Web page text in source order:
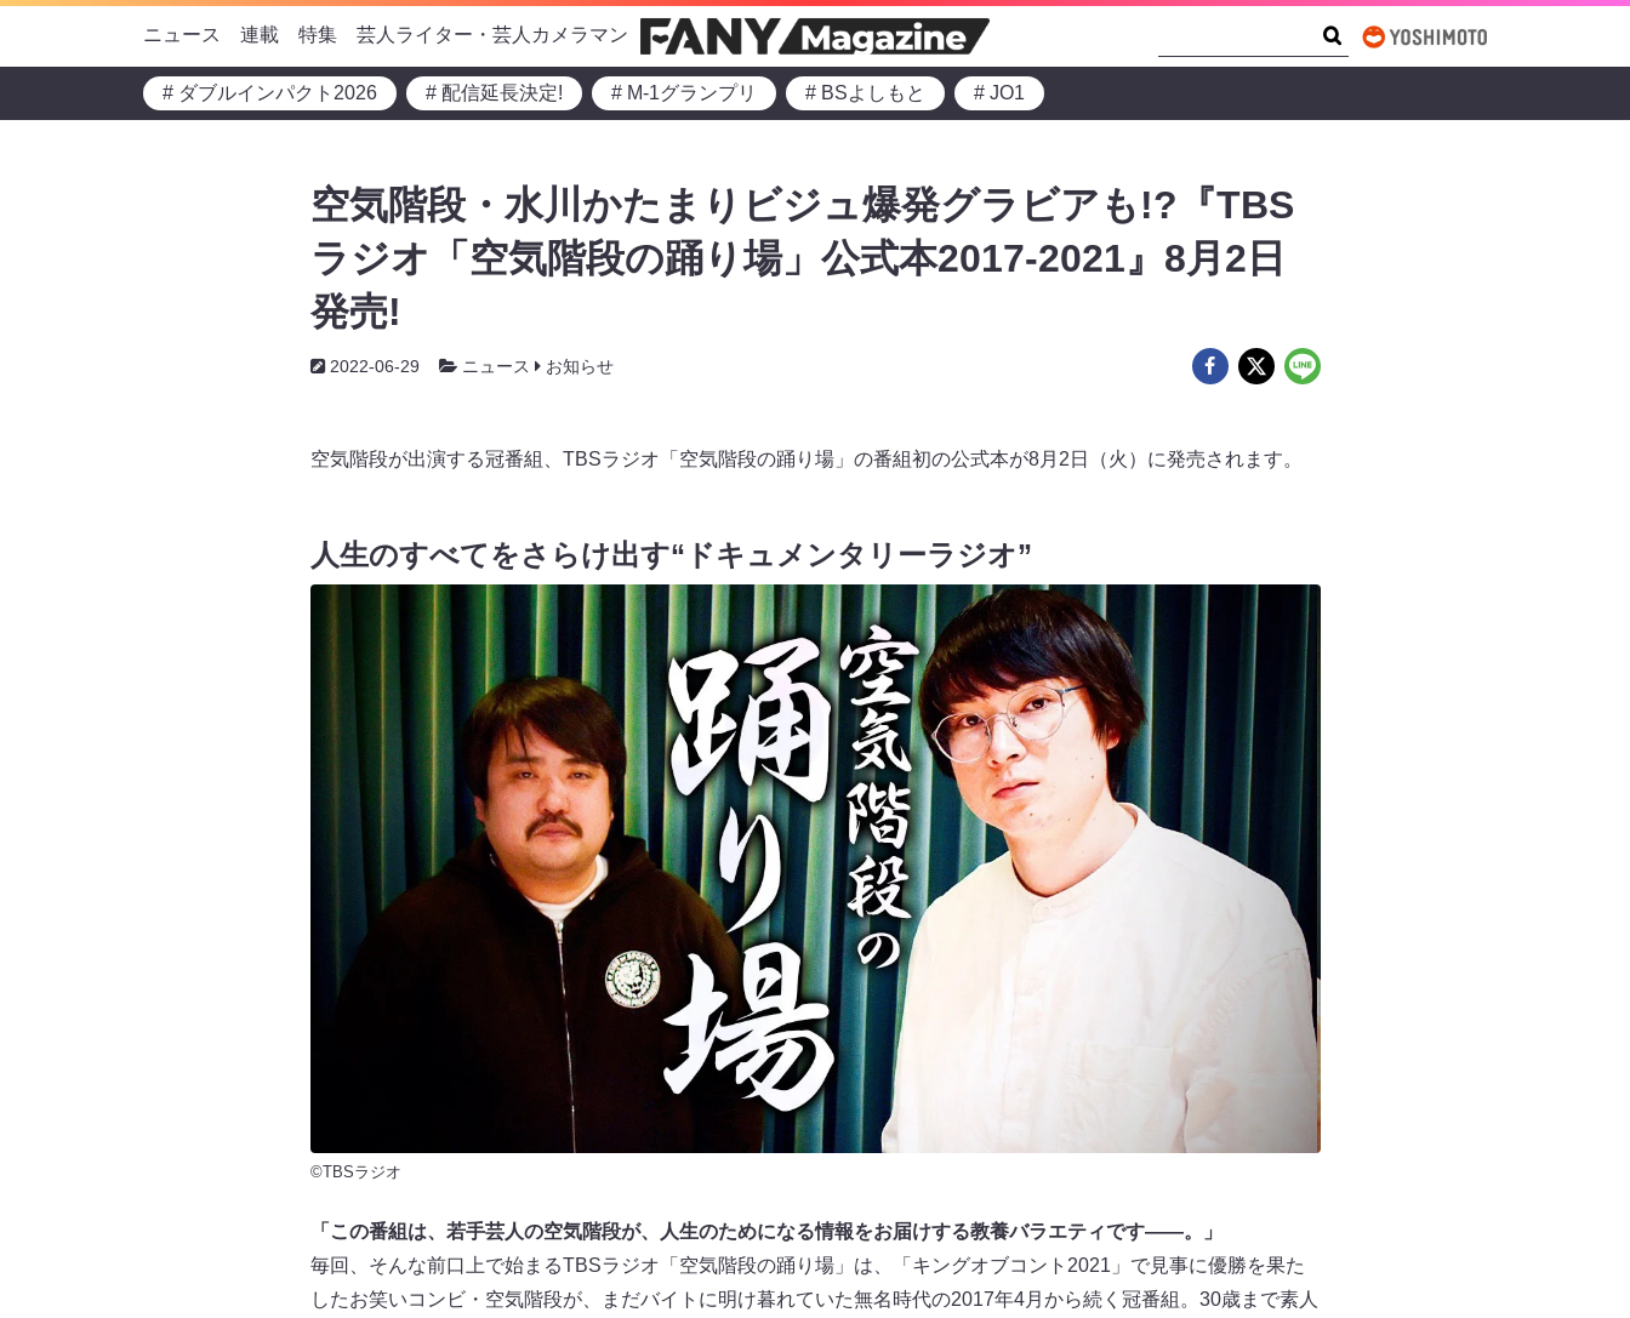
ニュース 連載 特集 芸人ライター・芸人カメラマン
# ダブルインパクト2026 # 配信延長決定! # M-1グランプリ # BSよしもと # JO1
空気階段・水川かたまりビジュ爆発グラビアも!?『TBS
ラジオ「空気階段の踊り場」公式本2017-2021』8月2日
発売!
2022-06-29 ニュース お知らせ
空気階段が出演する冠番組、TBSラジオ「空気階段の踊り場」の番組初の公式本が8月2日（火）に発売されます。
人生のすべてをさらけ出す“ドキュメンタリーラジオ”
©TBSラジオ
「この番組は、若手芸人の空気階段が、人生のためになる情報をお届けする教養バラエティです――。」
毎回、そんな前口上で始まるTBSラジオ「空気階段の踊り場」は、「キングオブコント2021」で見事に優勝を果た
したお笑いコンビ・空気階段が、まだバイトに明け暮れていた無名時代の2017年4月から続く冠番組。30歳まで素人